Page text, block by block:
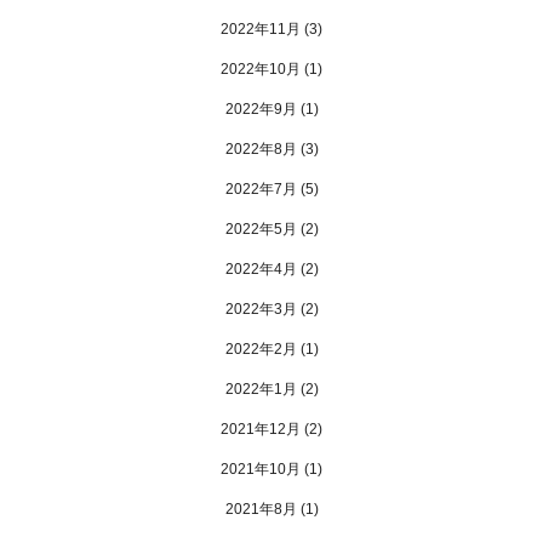
2022年11月 (3)
2022年10月 (1)
2022年9月 (1)
2022年8月 (3)
2022年7月 (5)
2022年5月 (2)
2022年4月 (2)
2022年3月 (2)
2022年2月 (1)
2022年1月 (2)
2021年12月 (2)
2021年10月 (1)
2021年8月 (1)